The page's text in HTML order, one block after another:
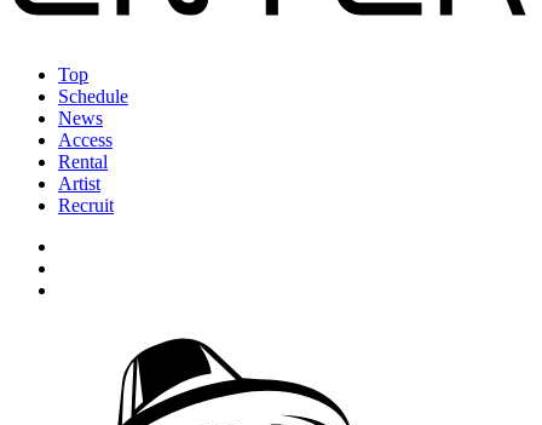
Top
Schedule
News
Access
Rental
Artist
Recruit